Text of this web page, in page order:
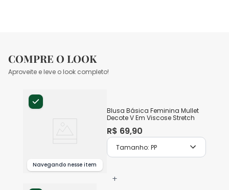
COMPRE O LOOK
Aproveite e leve o look completo!
Navegando nesse item
Blusa Básica Feminina Mullet
Decote V Em Viscose Stretch
R$ 69,90
Tamanho: PP
+